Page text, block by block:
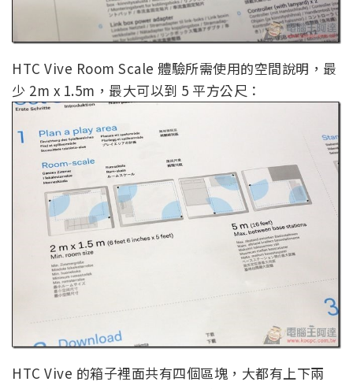
HTC Vive Room Scale 體驗所需使用的空間說明，最
少 2m x 1.5m，最大可以到 5 平方公尺：
HTC Vive 的箱子裡面共有四個區塊，大都有上下兩